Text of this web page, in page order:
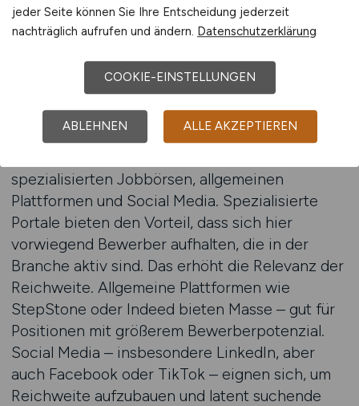
allgemeine Streuung ohne Fokus führt zu hohen
Streuverlusten und unnötigen Kosten. Deshalb
Berufsfeld, Erfahrung, Region, Sprache und
Mediennutzung – all das beeinflusst die
Kanalwahl.
spezialisierten Jobbörsen, allgemeinen
Plattformen und Social Media. Spezialisierte
Portale bieten den Vorteil, dass sich hier
vorwiegend Bewerber aufhalten, die in der
Branche aktiv sind. Das erhöht die Relevanz der
Reichweite. Allgemeine Plattformen wie
StepStone oder Indeed bieten Masse – gut für
Positionen mit größerem Bewerberpotenzial.
Social Media – insbesondere LinkedIn, aber
auch Facebook oder TikTok – eignen sich, um
Reichweite aufzubauen und latent suchende
jeder Seite können Sie Ihre Entscheidung jederzeit
nachträglich aufrufen und ändern. Datenschutzerklärung
COOKIE-EINSTELLUNGEN
ABLEHNEN ALLE AKZEPTIEREN